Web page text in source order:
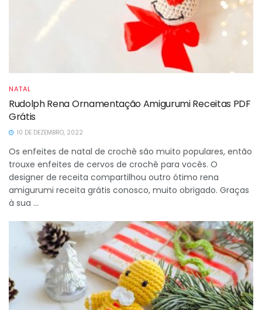
NATAL
Rudolph Rena Ornamentação Amigurumi Receitas PDF
Grátis
10 DE DEZEMBRO, 2022
Os enfeites de natal de crochê são muito populares, então
trouxe enfeites de cervos de crochê para vocês. O
designer de receita compartilhou outro ótimo rena
amigurumi receita grátis conosco, muito obrigado. Graças
à sua ...